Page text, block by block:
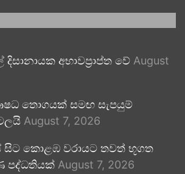
දිසානායක අභාවප්‍රාප්ත වේ August
තොගයක් සමඟ සැපයුම්
August 7, 2026
සිට කොළඹ වරායට තවත් භූගත
පද්ධතියක් August 7, 2026